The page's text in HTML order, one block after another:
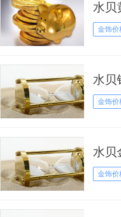
水贝
金饰价
水贝
金饰价
水贝
金饰价